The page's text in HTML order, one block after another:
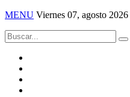
MENU Viernes 07, agosto 2026